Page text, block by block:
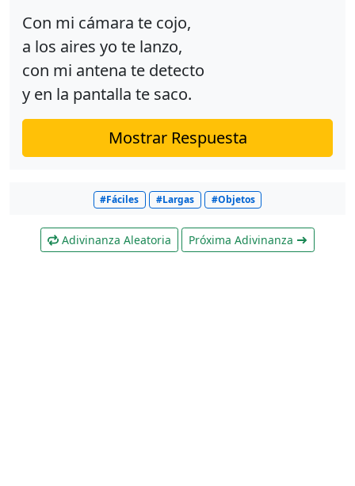
Con mi cámara te cojo,
a los aires yo te lanzo,
con mi antena te detecto
y en la pantalla te saco.
Mostrar Respuesta
#Fáciles #Largas #Objetos
Adivinanza Aleatoria Próxima Adivinanza